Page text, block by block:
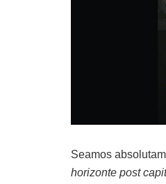
Seamos
horizonte post